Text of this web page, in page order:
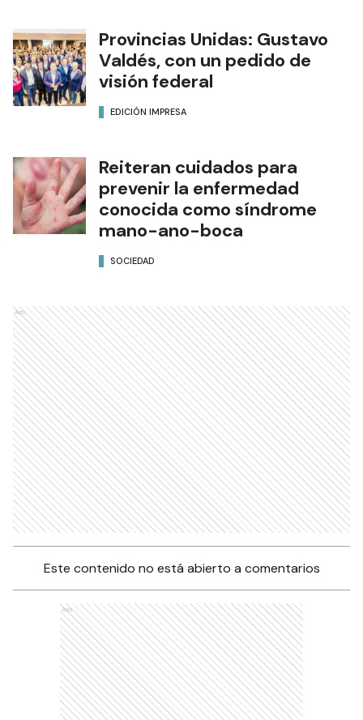
Provincias Unidas: Gustavo
Valdés, con un pedido de
visión federal
EDICIÓN IMPRESA
Reiteran cuidados para
prevenir la enfermedad
conocida como síndrome
mano-ano-boca
SOCIEDAD
Ads
Este contenido no está abierto a comentarios
Ads